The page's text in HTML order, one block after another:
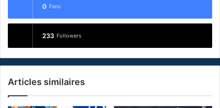
0 Fans
233 Followers
Articles similaires